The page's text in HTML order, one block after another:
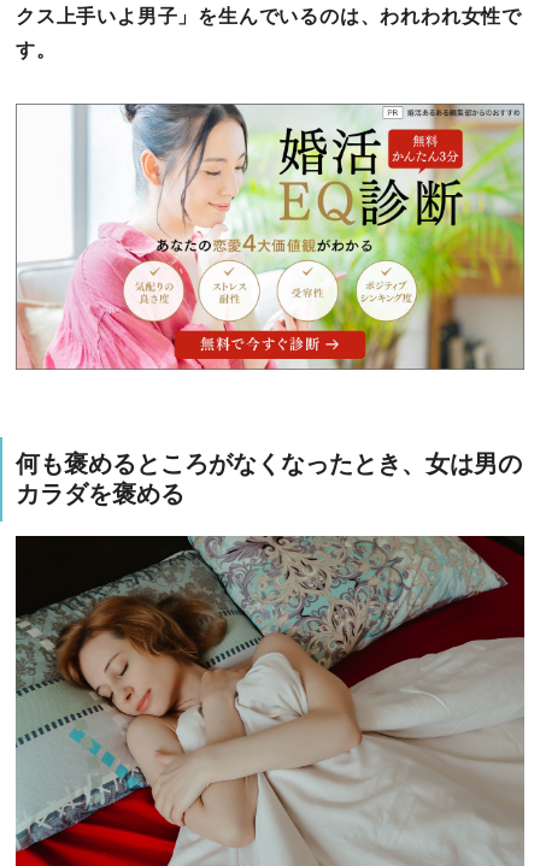
クス上手いよ男子」を生んでいるのは、われわれ女性で
す。
何も褒めるところがなくなったとき、女は男の
カラダを褒める